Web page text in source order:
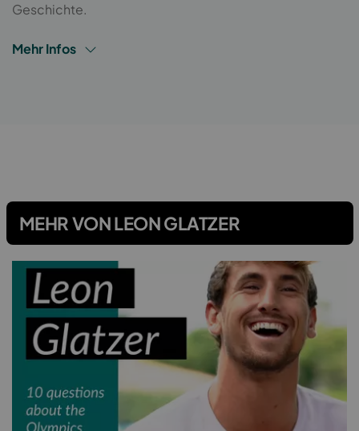
Geschichte.
Mehr Infos
MEHR VON LEON GLATZER